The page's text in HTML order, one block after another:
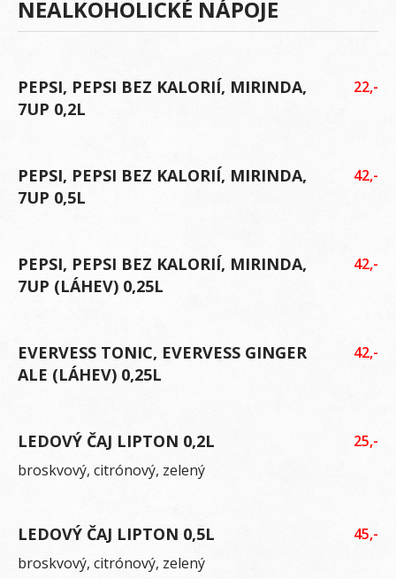
NEALKOHOLICKÉ NÁPOJE
PEPSI, PEPSI BEZ KALORIÍ, MIRINDA,
7UP 0,2L
22,-
PEPSI, PEPSI BEZ KALORIÍ, MIRINDA,
7UP 0,5L
42,-
PEPSI, PEPSI BEZ KALORIÍ, MIRINDA,
7UP (LÁHEV) 0,25L
42,-
EVERVESS TONIC, EVERVESS GINGER
ALE (LÁHEV) 0,25L
42,-
LEDOVÝ ČAJ LIPTON 0,2L
25,-
broskvový, citrónový, zelený
LEDOVÝ ČAJ LIPTON 0,5L
45,-
broskvový, citrónový, zelený